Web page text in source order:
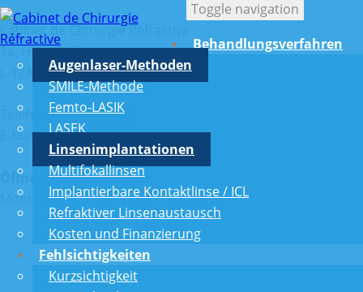
Toggle navigation
Behandlungsverfahren
Augenlaser-Methoden
SMILE-Methode
Femto-LASIK
LASEK
Linsenimplantationen
Multifokallinsen
Implantierbare Kontaktlinse / ICL
Refraktiver Linsenaustausch
Kosten und Finanzierung
Fehlsichtigkeiten
Kurzsichtigkeit
Cabinet de Chirurgie Réfractive
1a, Heienhaff
L-1736 Senningerberg
Telefon:+352 269 489
E-Mail:info@augenlaser.lu
Öffnungszeiten:
Montag bis Freitag: 08.00 – 18.00 Uhr